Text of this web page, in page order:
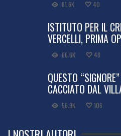
81.6K 40
ISTITUTO PER IL
VERCELLI, PRIMA
66.6K 48
QUESTO
CACCIATO DAL
56.9K 106